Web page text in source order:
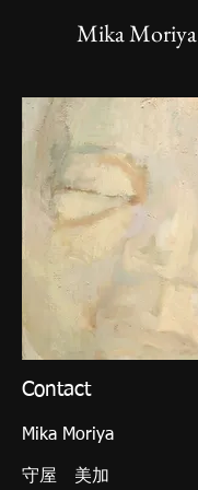
Mika Moriya
Contact
Mika Moriya
​守屋 美加